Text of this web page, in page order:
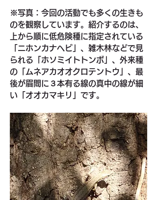
※写真：今回の活動でも多くの生きも
のを観察しています。紹介するのは、
上から順に低危険種に指定されている
「ニホンカナヘビ」、雑木林などで見
られる「ホソミイトトンボ」、外来種
の「ムネアカオオクロテントウ」、最
後が眉間に３本有る線の真中の線が細
い「オオカマキリ」です。